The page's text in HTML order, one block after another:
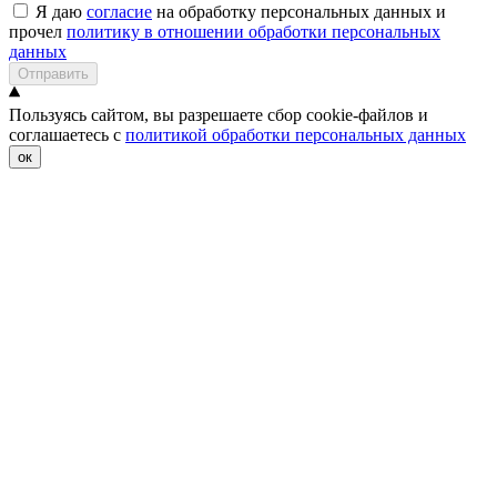
Я даю согласие на обработку персональных данных и
прочел политику в отношении обработки персональных
данных
Отправить
Пользуясь сайтом, вы разрешаете сбор cookie-файлов и
соглашаетесь с политикой обработки персональных данных
ок